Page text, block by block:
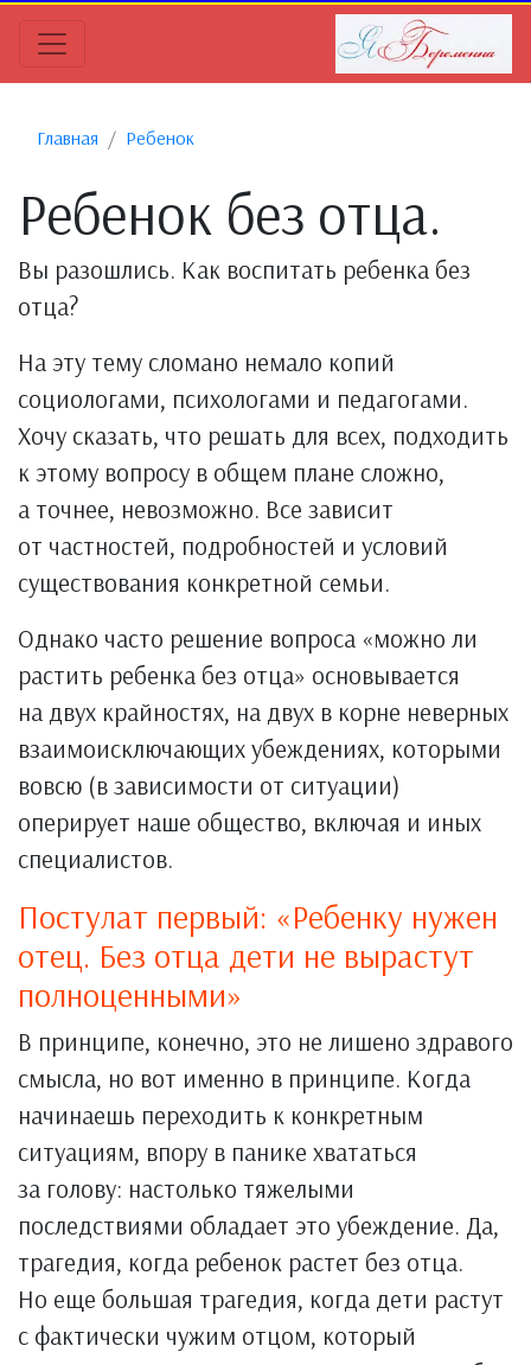
Главная Ребенок
Ребенок без отца.
Вы разошлись. Как воспитать ребенка без
отца?
На эту тему сломано немало копий
социологами, психологами и педагогами.
Хочу сказать, что решать для всех, подходить
к этому вопросу в общем плане сложно,
а точнее, невозможно. Все зависит
от частностей, подробностей и условий
существования конкретной семьи.
Однако часто решение вопроса «можно ли
растить ребенка без отца» основывается
на двух крайностях, на двух в корне неверных
взаимоисключающих убеждениях, которыми
вовсю (в зависимости от ситуации)
оперирует наше общество, включая и иных
специалистов.
Постулат первый: «Ребенку нужен
отец. Без отца дети не вырастут
полноценными»
В принципе, конечно, это не лишено здравого
смысла, но вот именно в принципе. Когда
начинаешь переходить к конкретным
ситуациям, впору в панике хвататься
за голову: настолько тяжелыми
последствиями обладает это убеждение. Да,
трагедия, когда ребенок растет без отца.
Но еще большая трагедия, когда дети растут
с фактически чужим отцом, который